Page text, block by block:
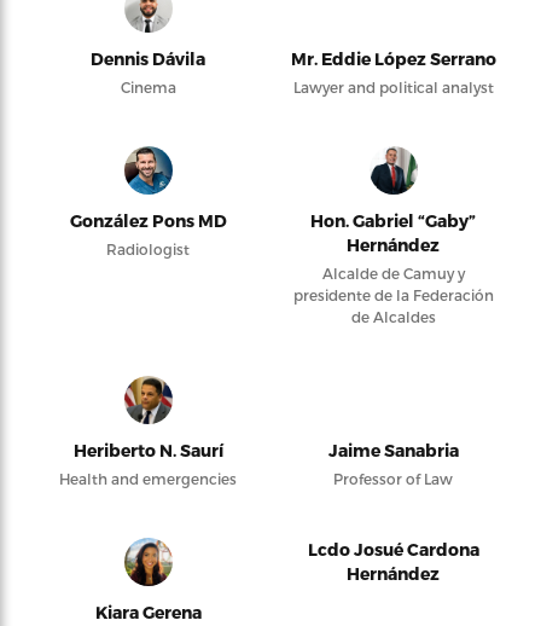
Dennis Dávila
Cinema
Mr. Eddie López Serrano
Lawyer and political analyst
González Pons MD
Radiologist
Hon. Gabriel “Gaby”
Hernández
Alcalde de Camuy y
presidente de la Federación
de Alcaldes
Heriberto N. Saurí
Health and emergencies
Jaime Sanabria
Professor of Law
Kiara Gerena
Lcdo Josué Cardona
Hernández